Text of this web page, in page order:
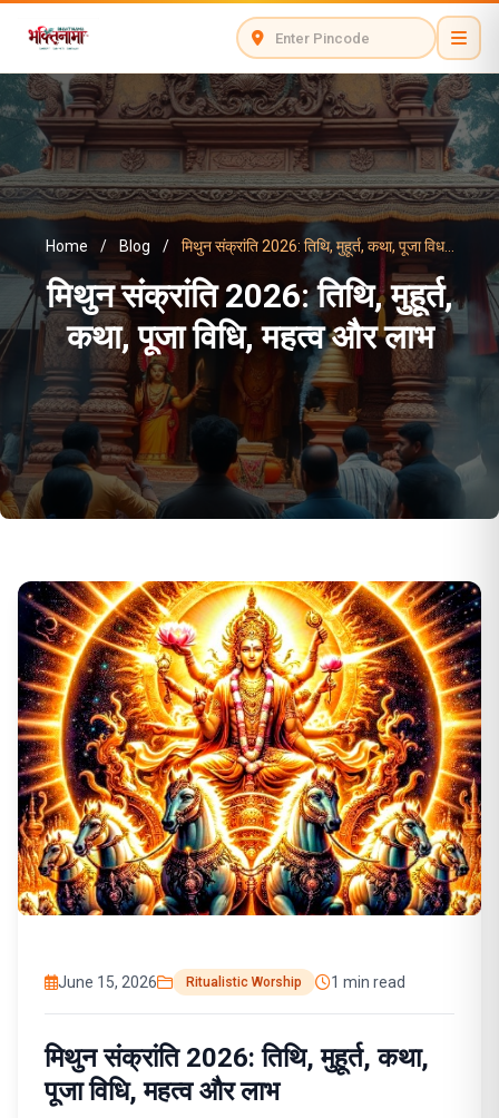
Home / Blog / मिथुन संक्रांति 2026: तिथि, मुहूर्त, कथा, पूजा विध...
मिथुन संक्रांति 2026: तिथि, मुहूर्त,
कथा, पूजा विधि, महत्व और लाभ
June 15, 2026 Ritualistic Worship 1 min read
मिथुन संक्रांति 2026: तिथि, मुहूर्त, कथा,
पूजा विधि, महत्व और लाभ